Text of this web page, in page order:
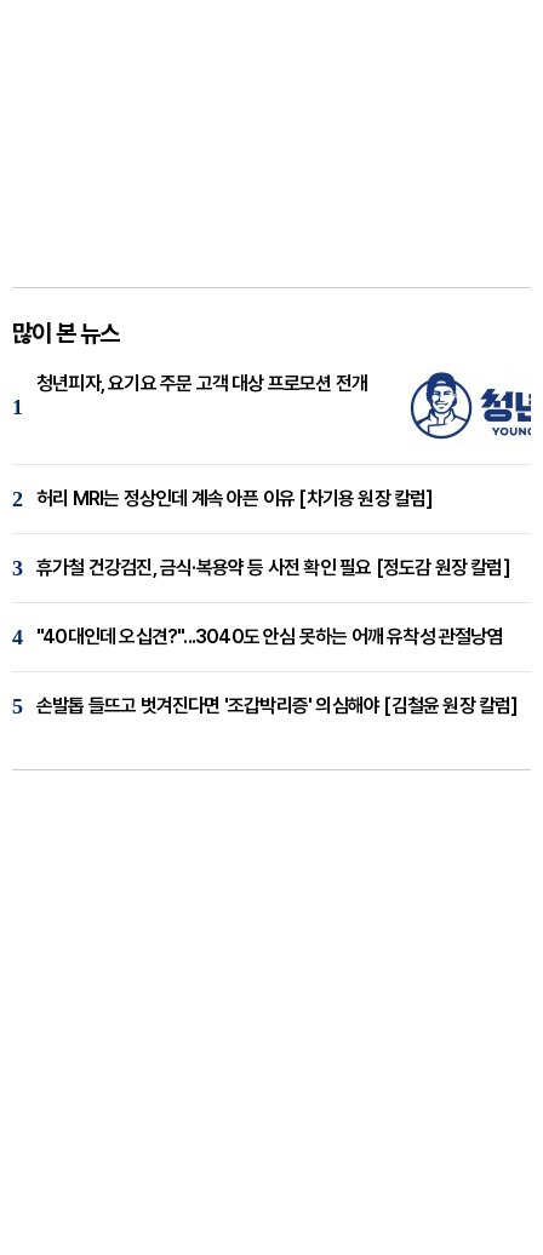
많이 본 뉴스
1
청년피자, 요기요 주문 고객 대상 프로모션 전개
2 허리 MRI는 정상인데 계속 아픈 이유 [차기용 원장 칼럼]
3 휴가철 건강검진, 금식·복용약 등 사전 확인 필요 [정도감 원장 칼럼]
4 "40대인데 오십견?"...3040도 안심 못하는 어깨 유착성 관절낭염
5 손발톱 들뜨고 벗겨진다면 '조갑박리증' 의심해야 [김철윤 원장 칼럼]